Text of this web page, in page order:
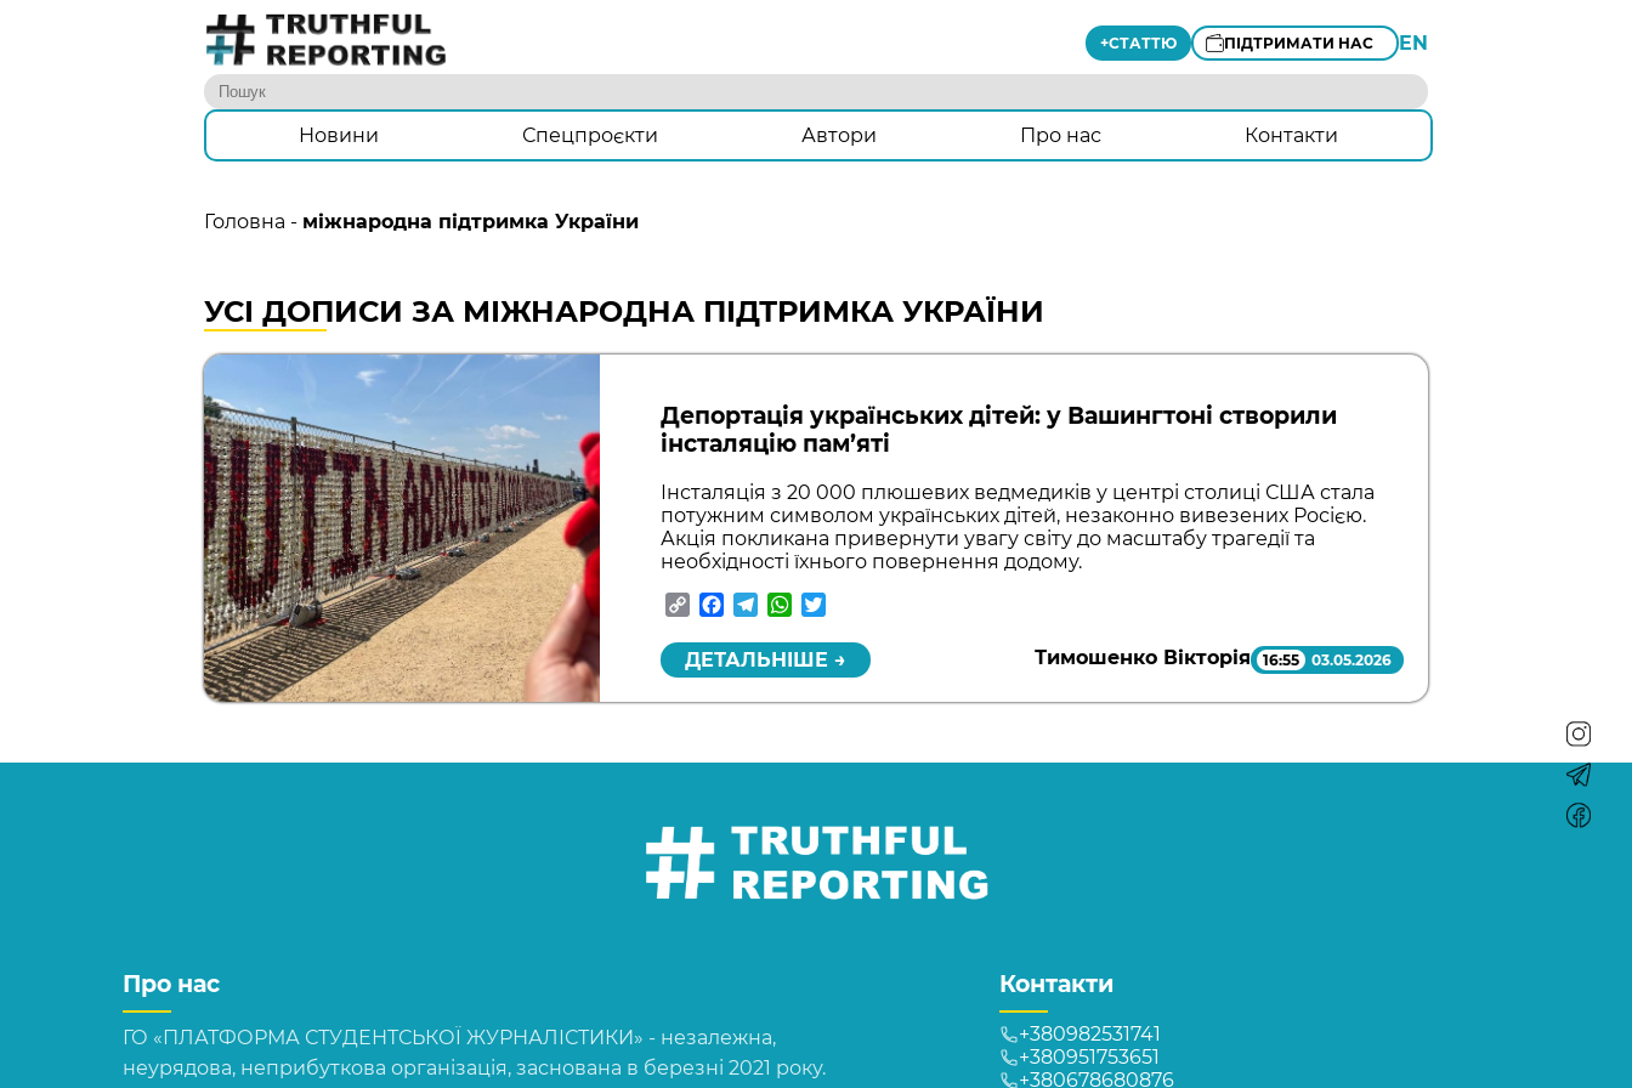
+СТАТТЮ ПІДТРИМАТИ НАС EN
Новини Спецпроєкти Автори Про нас Контакти
Головна - міжнародна підтримка України
УСІ ДОПИСИ ЗА МІЖНАРОДНА ПІДТРИМКА УКРАЇНИ
Депортація українських дітей: у Вашингтоні створили
інсталяцію пам’яті
Інсталяція з 20 000 плюшевих ведмедиків у центрі столиці США стала
потужним символом українських дітей, незаконно вивезених Росією.
Акція покликана привернути увагу світу до масштабу трагедії та
необхідності їхнього повернення додому.
CopyFacebook
TelegramWhatsApp
ДЕТАЛЬНІШЕ → Тимошенко Вікторія 16:55 03.05.2026
Про нас
ГО «ПЛАТФОРМА СТУДЕНТСЬКОЇ ЖУРНАЛІСТИКИ» - незалежна,
неурядова, неприбуткова організація, заснована в березні 2021 року.
Контакти
+380982531741
+380951753651
+380678680876